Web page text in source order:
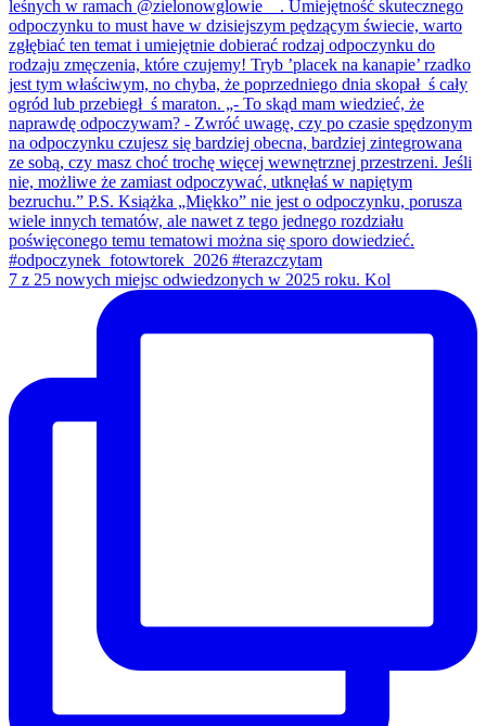
7 z 25 nowych miejsc odwiedzonych w 2025 roku. Kol